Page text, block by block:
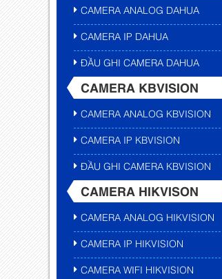
CAMERA ANALOG DAHUA
CAMERA IP DAHUA
ĐẦU GHI CAMERA DAHUA
CAMERA KBVISION
CAMERA ANALOG KBVISION
CAMERA IP KBVISION
ĐẦU GHI CAMERA KBVISION
CAMERA HIKVISON
CAMERA ANALOG HIKVISION
CAMERA IP HIKVISION
CAMERA WIFI HIKVISION